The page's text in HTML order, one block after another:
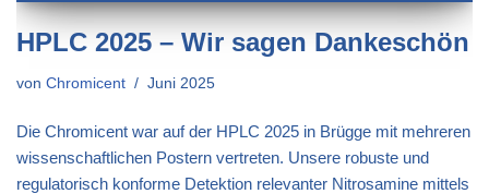
HPLC 2025 – Wir sagen Dankeschön
von Chromicent Juni 2025
Die Chromicent war auf der HPLC 2025 in Brügge mit mehreren
wissenschaftlichen Postern vertreten. Unsere robuste und
regulatorisch konforme Detektion relevanter Nitrosamine mittels